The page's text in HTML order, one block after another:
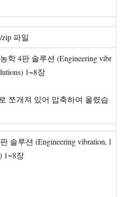
파일
학 4판 솔루션 (Engineering vibr
1~8장
쪼개져 있어 압축하여 올렸습
솔루션 (Engineering vibration, l
1~8장